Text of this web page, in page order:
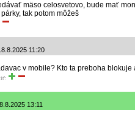
mäso celosvetovo, bude mať
tak potom môžeš
11:20
v mobile? Kto ta preboha blokuje
13:11